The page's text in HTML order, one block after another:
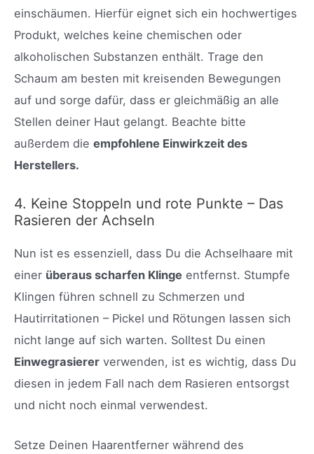
einschäumen. Hierfür eignet sich ein hochwertiges
Produkt, welches keine chemischen oder
alkoholischen Substanzen enthält. Trage den
Schaum am besten mit kreisenden Bewegungen
auf und sorge dafür, dass er gleichmäßig an alle
Stellen deiner Haut gelangt. Beachte bitte
außerdem die empfohlene Einwirkzeit des
Herstellers.
4. Keine Stoppeln und rote Punkte – Das
Rasieren der Achseln
Nun ist es essenziell, dass Du die Achselhaare mit
einer überaus scharfen Klinge entfernst. Stumpfe
Klingen führen schnell zu Schmerzen und
Hautirritationen – Pickel und Rötungen lassen sich
nicht lange auf sich warten. Solltest Du einen
Einwegrasierer verwenden, ist es wichtig, dass Du
diesen in jedem Fall nach dem Rasieren entsorgst
und nicht noch einmal verwendest.
Setze Deinen Haarentferner während des